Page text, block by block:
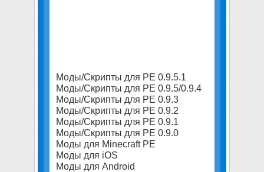
Моды/Скрипты для PE 0.9.5.1
Моды/Скрипты для PE 0.9.5/0.9.4
Моды/Скрипты для PE 0.9.3
Моды/Скрипты для PE 0.9.2
Моды/Скрипты для PE 0.9.1
Моды/Скрипты для PE 0.9.0
Моды для Minecraft PE
Моды для iOS
Моды для Android